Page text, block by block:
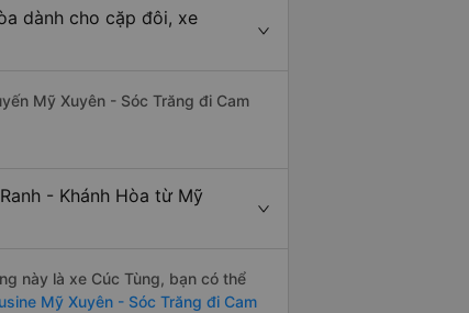
dành cho cặp đôi, xe
Mỹ Xuyên - Sóc Trăng đi Cam
- Khánh Hòa từ Mỹ
này là xe Cúc Tùng, bạn có thể
Mỹ Xuyên - Sóc Trăng đi Cam